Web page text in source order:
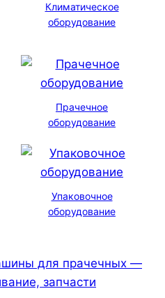
Климатическое
оборудование
Прачечное
оборудование
Упаковочное
оборудование